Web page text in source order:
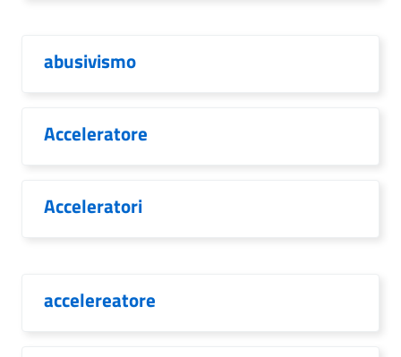
abusivismo
Acceleratore
Acceleratori
accelereatore